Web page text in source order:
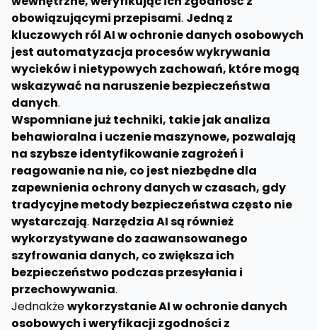
obowiązującymi przepisami. Jedną z
kluczowych ról AI w ochronie danych osobowych
jest automatyzacja procesów wykrywania
wycieków i nietypowych zachowań, które mogą
wskazywać na naruszenie bezpieczeństwa
danych.
Wspomniane już techniki, takie jak analiza
behawioralna i uczenie maszynowe, pozwalają
na szybsze identyfikowanie zagrożeń i
reagowanie na nie, co jest niezbędne dla
zapewnienia ochrony danych w czasach, gdy
tradycyjne metody bezpieczeństwa często nie
wystarczają. Narzędzia AI są również
wykorzystywane do zaawansowanego
szyfrowania danych, co zwiększa ich
bezpieczeństwo podczas przesyłania i
przechowywania.
Jednakżewykorzystanie AI w ochronie danych
osobowych i weryfikacji zgodności z